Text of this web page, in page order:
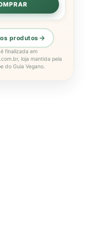
produtos
finalizada em
loja mantida pela
do Guia Vegano.